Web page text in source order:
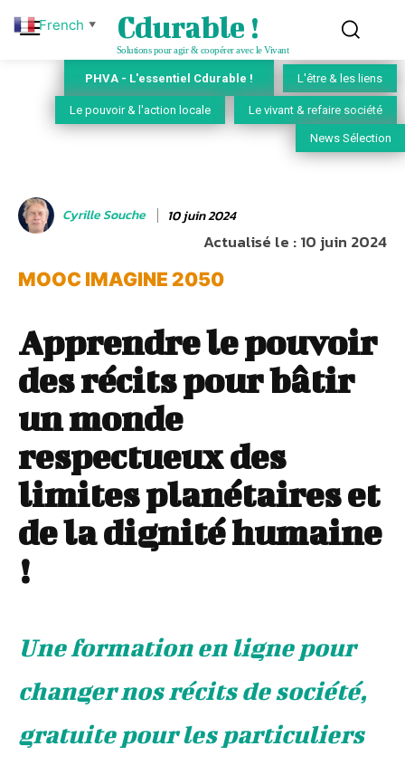
Cdurable !
Solutions pour agir & coopérer avec le Vivant
PHVA - L'essentiel Cdurable ! L'être & les liens
Le pouvoir & l'action locale Le vivant & refaire société
News Sélection
Cyrille Souche 10 juin 2024
Actualisé le :10 juin 2024
MOOC IMAGINE 2050
Apprendre le pouvoir
des récits pour bâtir
un monde
respectueux des
limites planétaires et
de la dignité humaine
!
Une formation en ligne pour
changer nos récits de société,
gratuite pour les particuliers
French ▼